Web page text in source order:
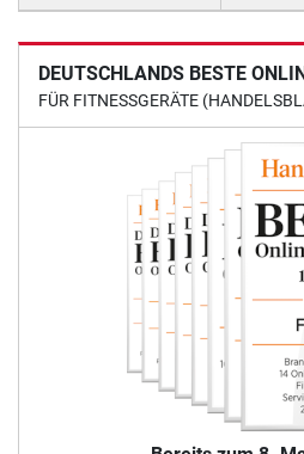
DEUTSCHLANDS BESTE
FÜR FITNESSGERÄTE